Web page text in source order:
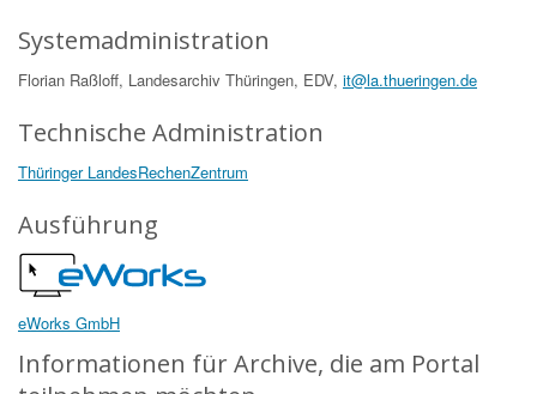
Systemadministration
Florian Raßloff, Landesarchiv Thüringen, EDV, it@la.thueringen.de
Technische Administration
Thüringer LandesRechenZentrum
Ausführung
eWorks GmbH
Informationen für Archive, die am Portal